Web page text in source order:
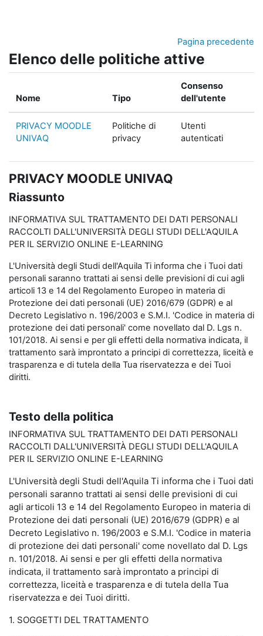
Pagina precedente
Elenco delle politiche attive
Nome Tipo
Consenso
dell'utente
PRIVACY MOODLE
UNIVAQ
Politiche di
privacy
Utenti
autenticati
PRIVACY MOODLE UNIVAQ
Riassunto
INFORMATIVA SUL TRATTAMENTO DEI DATI PERSONALI
RACCOLTI DALL'UNIVERSITÀ DEGLI STUDI DELL'AQUILA
PER IL SERVIZIO ONLINE E-LEARNING
L'Università degli Studi dell'Aquila Ti informa che i Tuoi dati
personali saranno trattati ai sensi delle previsioni di cui agli
articoli 13 e 14 del Regolamento Europeo in materia di
Protezione dei dati personali (UE) 2016/679 (GDPR) e al
Decreto Legislativo n. 196/2003 e S.M.I. 'Codice in materia di
protezione dei dati personali' come novellato dal D. Lgs n.
101/2018. Ai sensi e per gli effetti della normativa indicata, il
trattamento sarà improntato a principi di correttezza, liceità e
trasparenza e di tutela della Tua riservatezza e dei Tuoi
diritti.
Testo della politica
INFORMATIVA SUL TRATTAMENTO DEI DATI PERSONALI
RACCOLTI DALL'UNIVERSITÀ DEGLI STUDI DELL'AQUILA
PER IL SERVIZIO ONLINE E-LEARNING
L'Università degli Studi dell'Aquila Ti informa che i Tuoi dati
personali saranno trattati ai sensi delle previsioni di cui
agli articoli 13 e 14 del Regolamento Europeo in materia di
Protezione dei dati personali (UE) 2016/679 (GDPR) e al
Decreto Legislativo n. 196/2003 e S.M.I. 'Codice in materia
di protezione dei dati personali' come novellato dal D. Lgs
n. 101/2018. Ai sensi e per gli effetti della normativa
indicata, il trattamento sarà improntato a principi di
correttezza, liceità e trasparenza e di tutela della Tua
riservatezza e dei Tuoi diritti.
1. SOGGETTI DEL TRATTAMENTO